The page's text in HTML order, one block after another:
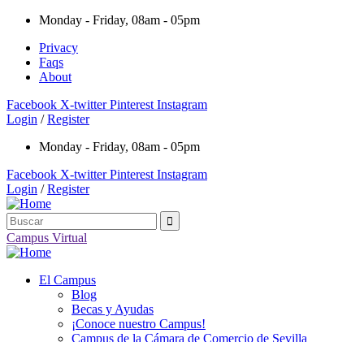
Monday - Friday, 08am - 05pm
Privacy
Faqs
About
Facebook X-twitter Pinterest Instagram
Login / Register
Monday - Friday, 08am - 05pm
Facebook X-twitter Pinterest Instagram
Login / Register
Campus Virtual
El Campus
Blog
Becas y Ayudas
¡Conoce nuestro Campus!
Campus de la Cámara de Comercio de Sevilla